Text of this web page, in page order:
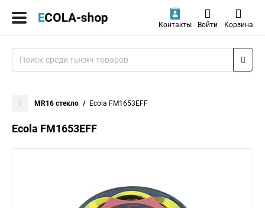
Контакты Войти Корзина
MR16 стекло Ecola FM1653EFF
Ecola FM1653EFF